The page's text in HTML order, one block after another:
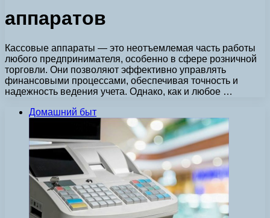
аппаратов
Кассовые аппараты — это неотъемлемая часть работы
любого предпринимателя, особенно в сфере розничной
торговли. Они позволяют эффективно управлять
финансовыми процессами, обеспечивая точность и
надежность ведения учета. Однако, как и любое …
Домашний быт